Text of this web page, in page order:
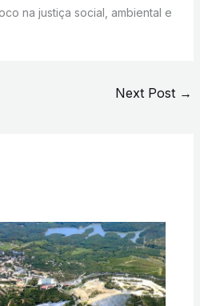
na justiça social, ambiental e
Next Post →